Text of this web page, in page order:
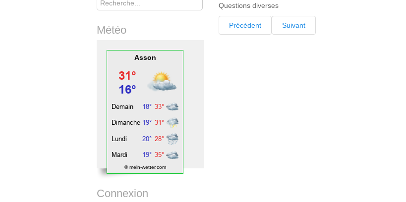
Questions diverses
Précédent Suivant
Météo
Asson
© mein-wetter.com
Connexion